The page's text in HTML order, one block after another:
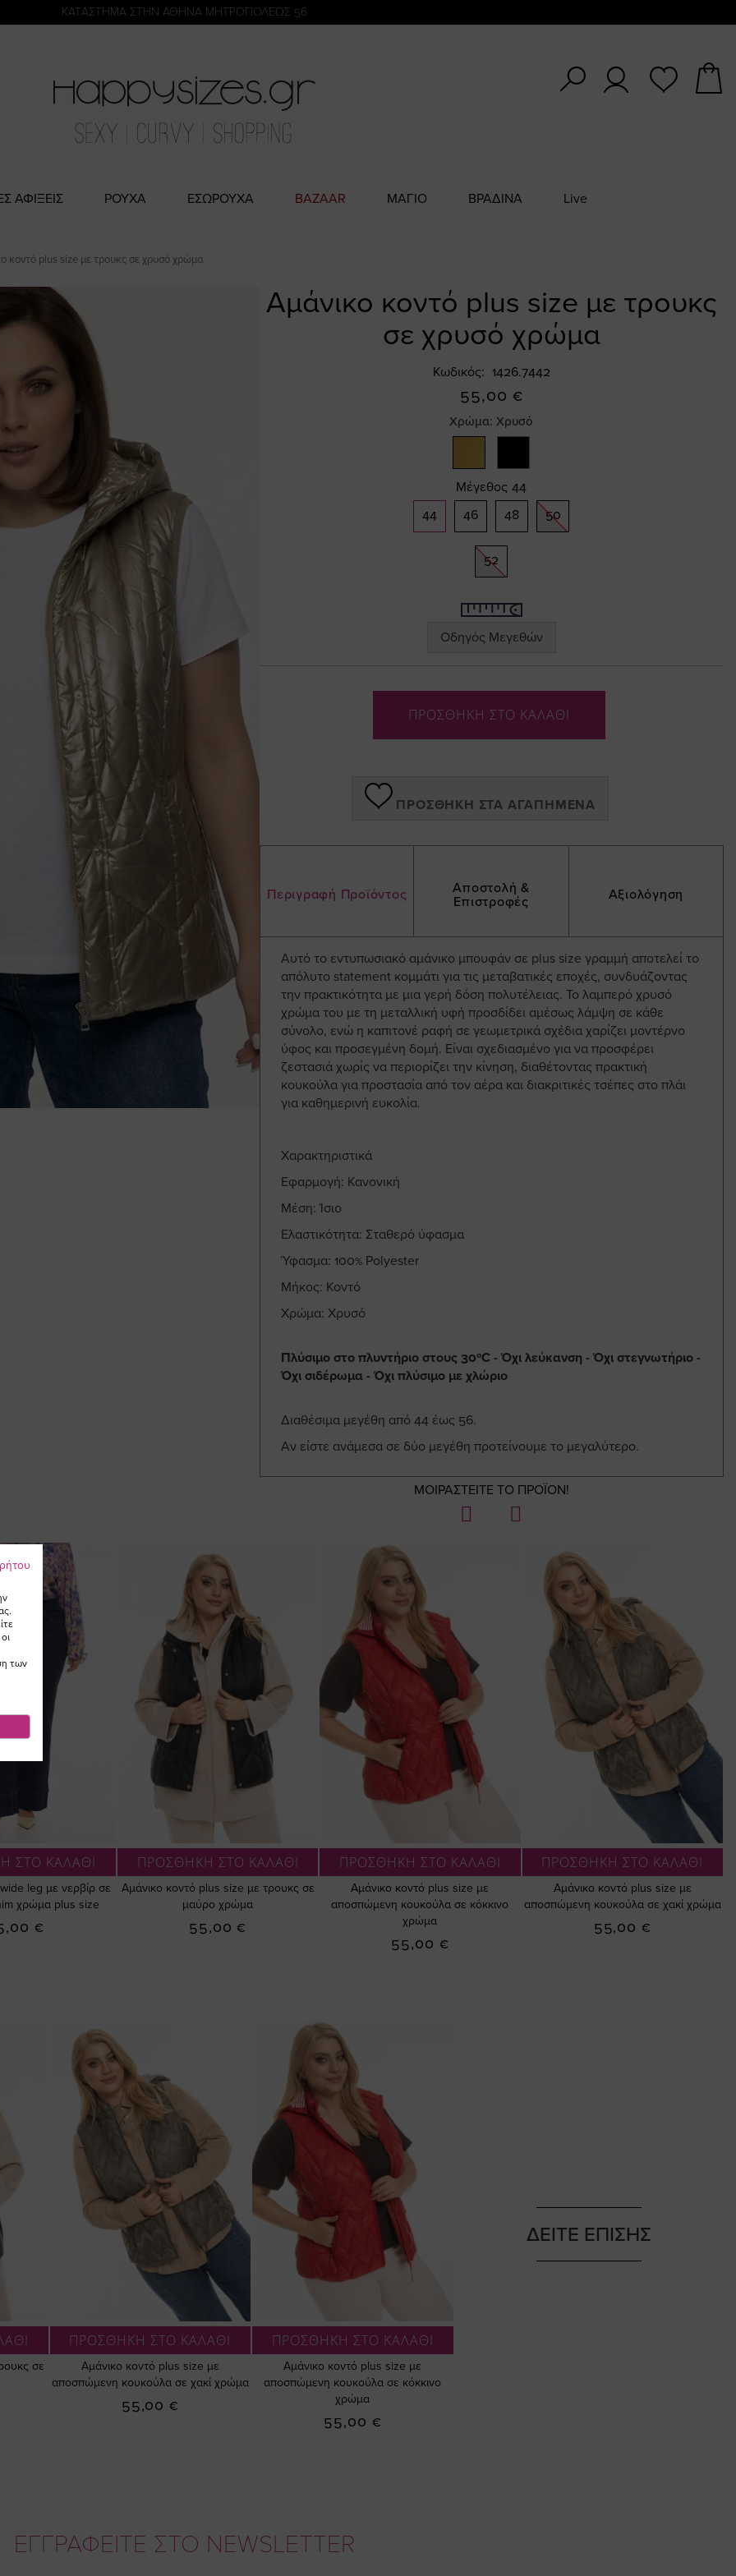
KATΑΣΤΗΜΑ ΣΤΗΝ ΑΘΗΝΑ ΜΗΤΡΟΠΟΛΕΩΣ 56
ΑΦΙΞΕΙΣ ΡΟΥΧΑ ΕΣΩΡΟΥΧΑ BAZAAR ΜΑΓΙΟ ΒΡΑΔΙΝΑ Live
κοντό plus size με τρουκς σε χρυσό χρώμα
Αμάνικο κοντό plus size με τρουκς
σε χρυσό χρώμα
Κωδικός 1426.7442
55,00 €
Χρώμα:Χρυσό
Μέγεθος 44
44
46 48 50
52
Οδηγός Μεγεθών
ΠΡΟΣΘΗΚΗ ΣΤΟ ΚΑΛΑΘΙ
ΠΡΟΣΘΉΚΗ ΣΤΑ ΑΓΑΠΗΜΈΝΑ
Περιγραφή Προϊόντος
Αποστολή &
Επιστροφές
Αξιολόγηση
Αυτό το εντυπωσιακό αμάνικο μπουφάν σε plus size γραμμή αποτελεί το
απόλυτο statement κομμάτι για τις μεταβατικές εποχές, συνδυάζοντας
την πρακτικότητα με μια γερή δόση πολυτέλειας. Το λαμπερό χρυσό
χρώμα του με τη μεταλλική υφή προσδίδει αμέσως λάμψη σε κάθε
σύνολο, ενώ η καπιτονέ ραφή σε γεωμετρικά σχέδια χαρίζει μοντέρνο
ύφος και προσεγμένη δομή. Είναι σχεδιασμένο για να προσφέρει
ζεστασιά χωρίς να περιορίζει την κίνηση, διαθέτοντας πρακτική
κουκούλα για προστασία από τον αέρα και διακριτικές τσέπες στο πλάι
για καθημερινή ευκολία.
Χαρακτηριστικά
Εφαρμογή: Κανονική
Μέση: Ίσιο
Ελαστικότητα: Σταθερό ύφασμα
Ύφασμα: 100% Polyester
Μήκος: Κοντό
Χρώμα: Χρυσό
Πλύσιμο στο πλυντήριο στους 30ºC - Όχι λεύκανση - Όχι στεγνωτήριο -
Όχι σιδέρωμα - Όχι πλύσιμο με χλώριο
Διαθέσιμα μεγέθη από 44 έως 56.
Αν είστε ανάμεσα σε δύο μεγέθη προτείνουμε το μεγαλύτερο.
ΜΟΙΡΑΣΤΕΙΤΕ ΤΟ ΠΡΟΪΟΝ!
ΣΤΟ ΚΑΛΑΘΙ
leg με νερβίρ σε
χρώμα plus size
€
ΠΡΟΣΘΗΚΗ ΣΤΟ ΚΑΛΑΘΙ
Αμάνικο κοντό plus size με τρουκς σε
μαύρο χρώμα
55,00 €
ΠΡΟΣΘΗΚΗ ΣΤΟ ΚΑΛΑΘΙ
Αμάνικο κοντό plus size με
αποσπώμενη κουκούλα σε κόκκινο
χρώμα
55,00 €
ΠΡΟΣΘΗΚΗ ΣΤΟ ΚΑΛΑΘΙ
Αμάνικο κοντό plus size με
αποσπώμενη κουκούλα σε χακί χρώμα
55,00 €
σε
ΠΡΟΣΘΗΚΗ ΣΤΟ ΚΑΛΑΘΙ
Αμάνικο κοντό plus size με
αποσπώμενη κουκούλα σε χακί χρώμα
55,00 €
ΠΡΟΣΘΗΚΗ ΣΤΟ ΚΑΛΑΘΙ
Αμάνικο κοντό plus size με
αποσπώμενη κουκούλα σε κόκκινο
χρώμα
55,00 €
ΔΕΙΤΕ ΕΠΙΣΗΣ
ΕΓΓΡΑΦΕΙΤΕ ΣΤΟ NEWSLETTER
των